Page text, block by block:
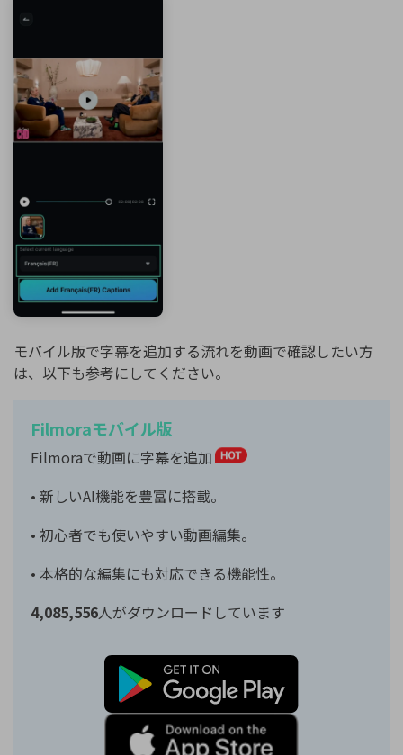
モバイル版で字幕を追加する流れを動画で確認したい方
は、以下も参考にしてください。
Filmoraモバイル版
Filmoraで動画に字幕を追加
• 新しいAI機能を豊富に搭載。
• 初心者でも使いやすい動画編集。
• 本格的な編集にも対応できる機能性。
4,085,556人がダウンロードしています